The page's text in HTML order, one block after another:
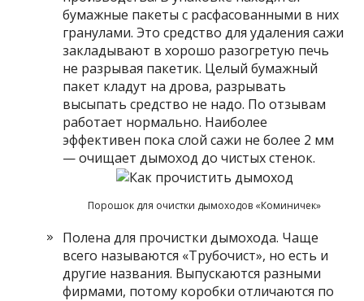
бумажные пакеты с расфасованными в них
гранулами. Это средство для удаления сажи
закладывают в хорошо разогретую печь
не разрывая пакетик. Целый бумажный
пакет кладут на дрова, разрывать
высыпать средство не надо. По отзывам
работает нормально. Наиболее
эффективен пока слой сажи не более 2 мм
— очищает дымоход до чистых стенок.
Порошок для очистки дымоходов «Коминичек»
Полена для прочистки дымохода. Чаще
всего называются «Трубочист», но есть и
другие названия. Выпускаются разными
фирмами, потому коробки отличаются по